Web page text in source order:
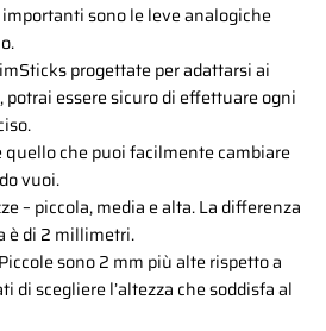
sono le leve analogiche
progettate per adattarsi ai
potrai essere sicuro di effettuare ogni
quello che puoi facilmente cambiare
vuoi.
– piccola, media e alta. La differenza
è di 2 millimetri.
sono 2 mm più alte rispetto a
di scegliere l’altezza che soddisfa al